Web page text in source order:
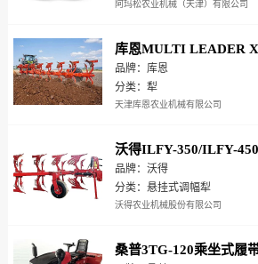
阿玛松农业机械（天津）有限公司
库恩MULTI LEADER
品牌：库恩
分类：犁
天津库恩农业机械有限公司
品牌：沃得
分类：悬挂式调幅犁
沃得农业机械股份有限公司
桑普3TG-120乘坐式履